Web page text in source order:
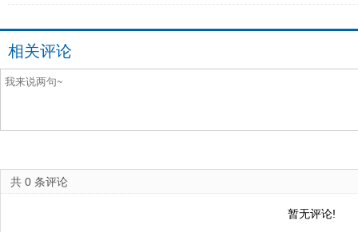
相关评论
共 0 条评论
暂无评论!